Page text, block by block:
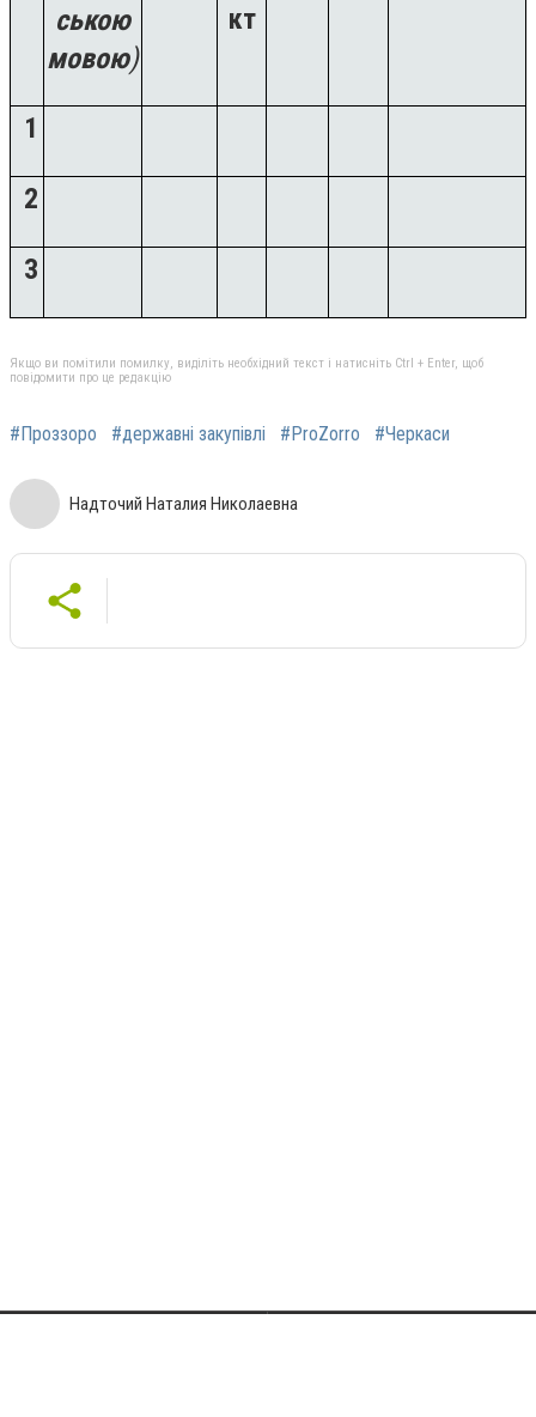
ською
мовою)
кт
1
2
3
Якщо ви помітили помилку, виділіть необхідний текст і натисніть Ctrl + Enter, щоб
повідомити про це редакцію
#Проззоро #державні закупівлі #ProZorro #Черкаси
Надточий Наталия Николаевна